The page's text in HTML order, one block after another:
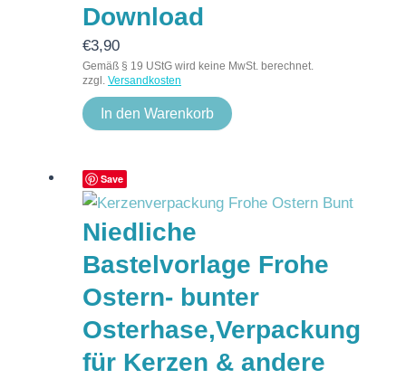
Download
€3,90
Gemäß § 19 UStG wird keine MwSt. berechnet.
zzgl. Versandkosten
In den Warenkorb
Save
Niedliche
Bastelvorlage Frohe
Ostern- bunter
Osterhase,Verpackung
für Kerzen & andere